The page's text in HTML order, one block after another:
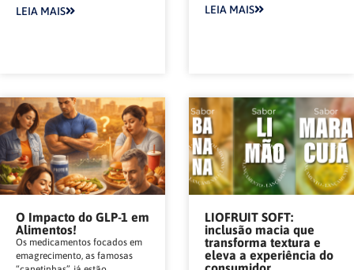
LEIA MAIS LEIA MAIS
O Impacto do GLP-1 em
Alimentos!
Os medicamentos focados em
emagrecimento, as famosas
LIOFRUIT SOFT:
inclusão macia que
transforma textura e
eleva a experiência do